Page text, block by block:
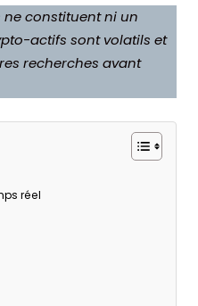
constituent ni un
actifs sont volatils et
recherches avant
réel